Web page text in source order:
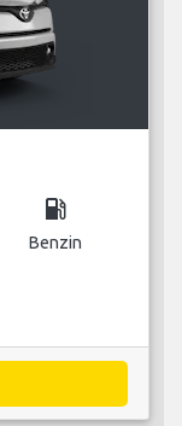
local_gas_station
Benzin